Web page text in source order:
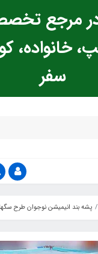
مرجع
خانواده،
سفر
پشه‌ بند انیمیشن نوجوان طرح